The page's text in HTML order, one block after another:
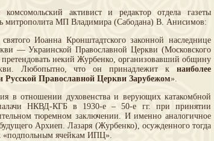
активист и редактор отдела газеты
митрополита МП Владимира (Сабодана) В. Анисимов:
Иоанна Кронштадтского законной наследнице
— Украинской Православной Церкви (Московского
претендовать некий Журбенко, организовавший общину
Любопытно, что он принадлежит к наиболее
Русской Православной Церкви Зарубежом».
в отношении духовенства и верующих катакомбной
НКВД-КГБ в 1930-е – 50-е гг. при принятии
тюремном заключении. И именно аналогичное
Архиеп. Лазаря (Журбенко), осужденного тогда
«подпольным ячейкам ИПЦ».